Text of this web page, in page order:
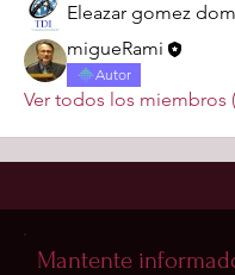
Eleazar gomez
migueRami
Autor
Ver todos los miembros
Mantente